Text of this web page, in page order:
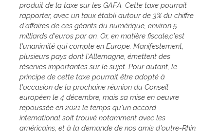
produit de la taxe sur les GAFA. Cette taxe pourrait
rapporter, avec un taux établi autour de 3% du chiffre
d'affaires de ces géants du numérique, environ 5
milliards d'euros par an. Or, en matière fiscale,c'est
l'unanimité qui compte en Europe. Manifestement,
plusieurs pays dont l'Allemagne, émettent des
réserves importantes sur le sujet. Pour autant, le
principe de cette taxe pourrait être adopté à
l'occasion de la prochaine réunion du Conseil
européen le 4 décembre, mais sa mise en oeuvre
repoussée en 2021 le temps qu'un accord
international soit trouvé notamment avec les
américains, et à la demande de nos amis d'outre-Rhin.